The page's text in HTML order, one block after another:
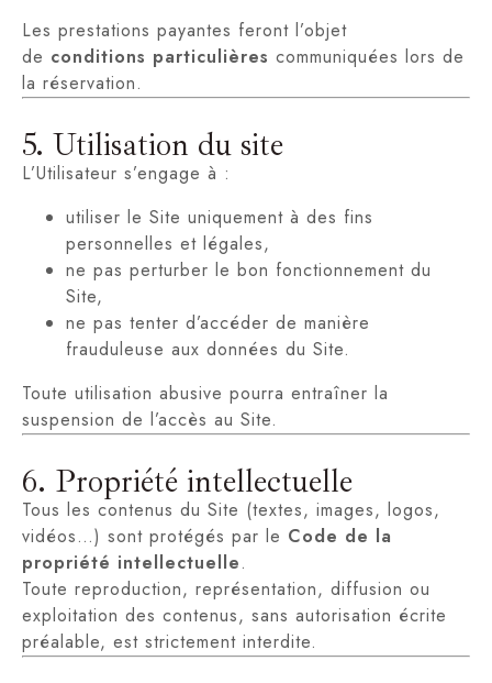
Les prestations payantes feront l’objet
de conditions particulières communiquées lors de
la réservation.
5. Utilisation du site
L’Utilisateur s’engage à :
utiliser le Site uniquement à des fins
personnelles et légales,
ne pas perturber le bon fonctionnement du
Site,
ne pas tenter d’accéder de manière
frauduleuse aux données du Site.
Toute utilisation abusive pourra entraîner la
suspension de l’accès au Site.
6. Propriété intellectuelle
Tous les contenus du Site (textes, images, logos,
vidéos…) sont protégés par le Code de la
propriété intellectuelle.
Toute reproduction, représentation, diffusion ou
exploitation des contenus, sans autorisation écrite
préalable, est strictement interdite.